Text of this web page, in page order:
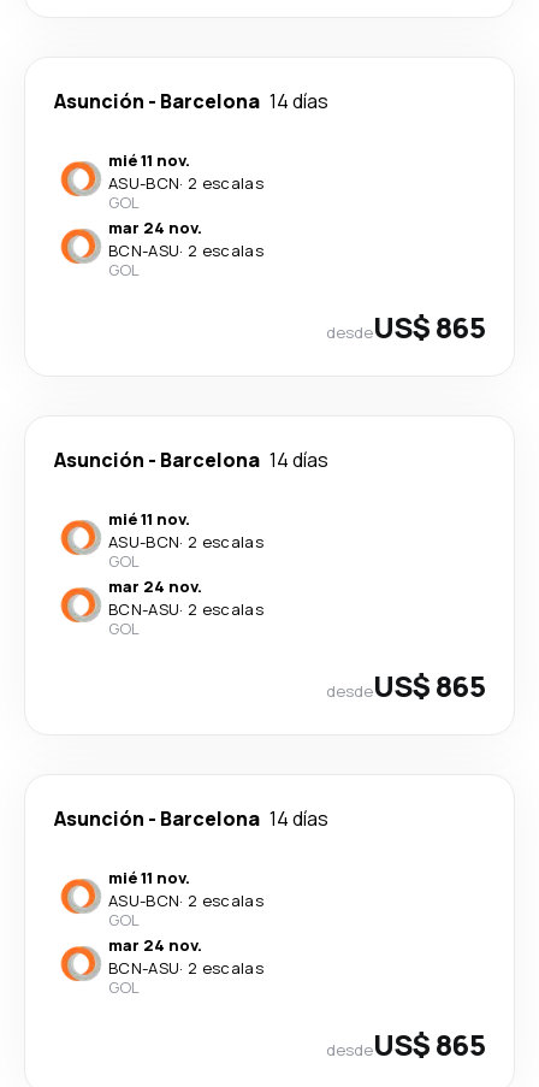
Asunción - Barcelona 14 días
mié 11 nov.
ASU-BCN· 2 escalas
GOL
mar 24 nov.
BCN-ASU· 2 escalas
GOL
desdeUS$ 865
Asunción - Barcelona 14 días
mié 11 nov.
ASU-BCN· 2 escalas
GOL
mar 24 nov.
BCN-ASU· 2 escalas
GOL
desdeUS$ 865
Asunción - Barcelona 14 días
mié 11 nov.
ASU-BCN· 2 escalas
GOL
mar 24 nov.
BCN-ASU· 2 escalas
GOL
desdeUS$ 865